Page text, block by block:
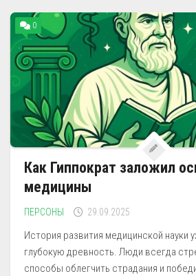
0
Как Гиппократ заложил
медицины
ПЕРСОНЫ 29.09.2025
История развития медицинской науки
глубокую древность. Люди всегда
способы облегчить страдания и